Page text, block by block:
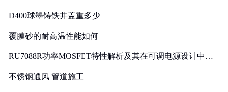
D400球墨铸铁井盖重多少
覆膜砂的耐高温性能如何
RU7088R功率MOSFET特性解析及其在可调电源设计中的
不锈钢通风 管道施工